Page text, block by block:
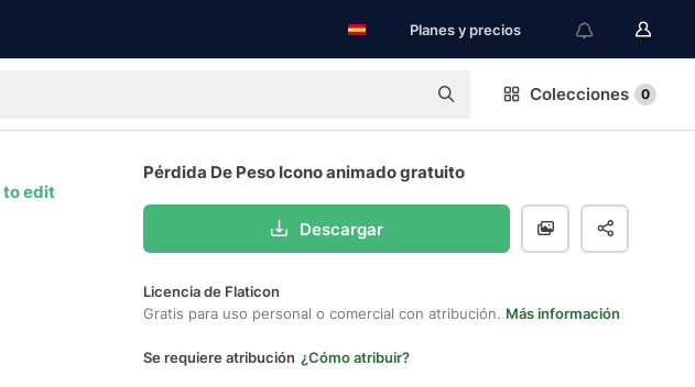
Planes y precios
Colecciones 0
to edit
Pérdida De Peso Icono animado gratuito
Descargar
Licencia de Flaticon
Gratis para uso personal o comercial con atribución. Más información
Se requiere atribución ¿Cómo atribuir?